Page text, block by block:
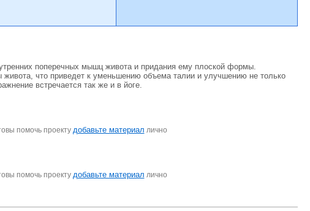
поперечных мышц живота и придания ему плоской формы.
что приведет к уменьшению объема талии и улучшению не только
встречается так же и в йоге.
помочь проекту добавьте материал лично
помочь проекту добавьте материал лично